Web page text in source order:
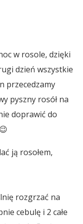
w rosole, dzięki
dzień wszystkie
przecedzamy
pyszny rosół na
doprawić do
ją rosołem,
rozgrzać na
cebulę i 2 całe